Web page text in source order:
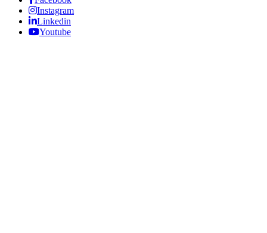
Instagram
Linkedin
Youtube